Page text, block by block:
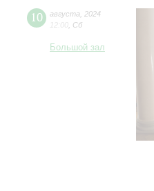
10 августа
2024
12:00 Сб
Большой зал